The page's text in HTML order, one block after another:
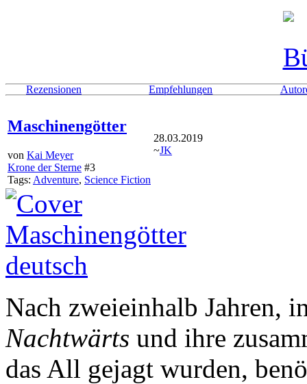
Rezensionen Empfehlungen
Maschinengötter
von Kai Meyer
Krone der Sterne #3
Tags: Adventure, Science Fiction
28.03.2019
~JK
Nach zweieinhalb Jahren,
Nachtwärts und ihre
das All gejagt wurden,